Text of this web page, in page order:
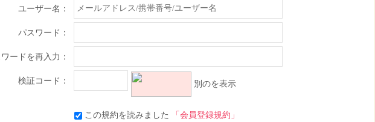
ユーザー名：
パスワード：
ードを再入力：
検証コード： 別のを表示
この規約を読みました 「会員登録規約」